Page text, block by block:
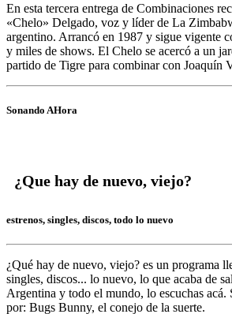
En esta tercera entrega de Combinaciones
«Chelo» Delgado, voz y líder de La
argentino. Arrancó en 1987 y sigue vigente
y miles de shows. El Chelo se acercó a un
partido de Tigre para combinar con
Sonando AHora
¿Que hay de nuevo, viejo?
estrenos, singles, discos, todo lo nuevo
¿Qué hay de nuevo, viejo? es un programa
singles, discos... lo nuevo, lo que acaba de
Argentina y todo el mundo, lo escuchas
por: Bugs Bunny, el conejo de la suerte.